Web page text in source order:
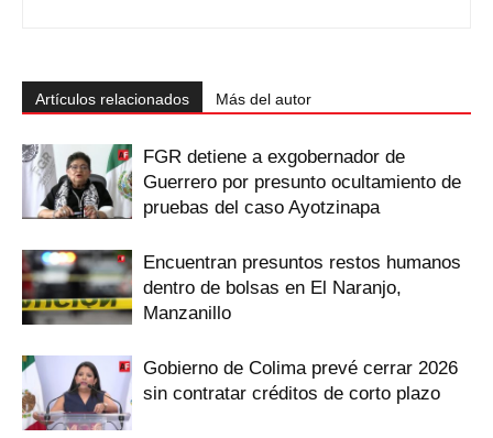
Artículos relacionados Más del autor
FGR detiene a exgobernador de
Guerrero por presunto ocultamiento de
pruebas del caso Ayotzinapa
Encuentran presuntos restos humanos
dentro de bolsas en El Naranjo,
Manzanillo
Gobierno de Colima prevé cerrar 2026
sin contratar créditos de corto plazo